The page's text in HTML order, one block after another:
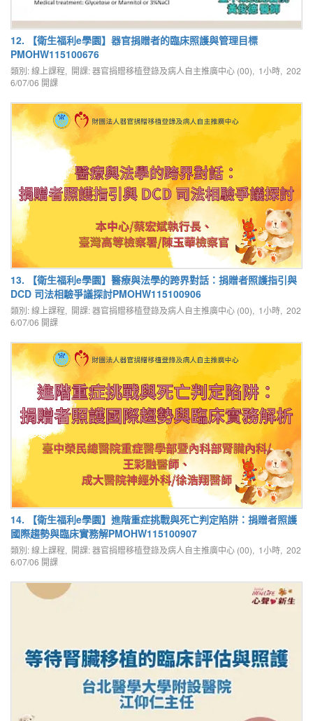
12. 【衛生福利e學園】器官捐贈者的臨床照護與管理目標
PMOHW115100676
類別: 線上課程, 開課: 器官捐贈移植登錄及病人自主推廣中心 (00), 1小時, 202
6/07/06 開課
13. 【衛生福利e學園】醫療與法學的跨界對話：捐贈者照護指引與
DCD 司法相驗爭議探討PMOHW115100906
類別: 線上課程, 開課: 器官捐贈移植登錄及病人自主推廣中心 (00), 1小時, 202
6/07/06 開課
14. 【衛生福利e學園】進階重症挑戰與死亡判定陷阱：捐贈者照護
國際趨勢與臨床實務解PMOHW115100907
類別: 線上課程, 開課: 器官捐贈移植登錄及病人自主推廣中心 (00), 1小時, 202
6/07/06 開課